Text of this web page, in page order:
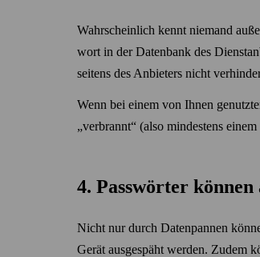
Wahrscheinlich kennt niemand
wort in der Daten­bank des
seitens des Anbieters nicht
Wenn bei einem von Ihnen
„verbrannt“ (also mindestens
4. Pass­wörter
Nicht nur durch Daten­pannen
Gerät ausgespäht werden. Zudem